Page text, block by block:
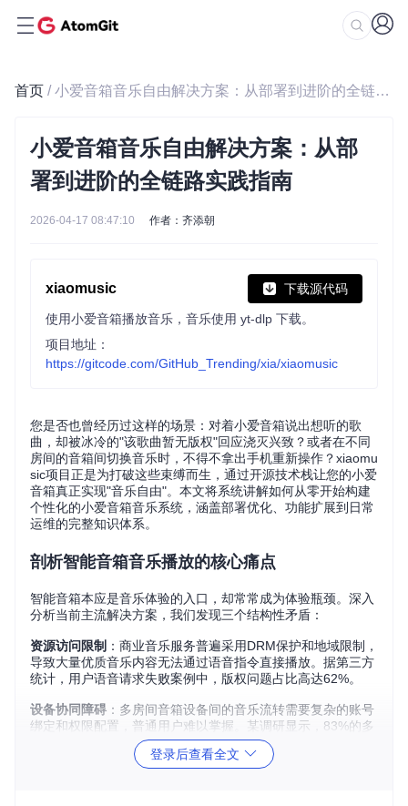
首页 / 小爱音箱音乐自由解决方案：从部署到进阶的全链路实践指南
小爱音箱音乐自由解决方案：从部
署到进阶的全链路实践指南
2026-04-17 08:47:10 作者：齐添朝
xiaomusic 下载源代码
使用小爱音箱播放音乐，音乐使用 yt-dlp 下载。
项目地址：
https://gitcode.com/GitHub_Trending/xia/xiaomusic
您是否也曾经历过这样的场景：对着小爱音箱说出想听的歌
曲，却被冰冷的"该歌曲暂无版权"回应浇灭兴致？或者在不同
房间的音箱间切换音乐时，不得不拿出手机重新操作？xiaomu
sic项目正是为打破这些束缚而生，通过开源技术栈让您的小爱
音箱真正实现"音乐自由"。本文将系统讲解如何从零开始构建
个性化的小爱音箱音乐系统，涵盖部署优化、功能扩展到日常
运维的完整知识体系。
剖析智能音箱音乐播放的核心痛点
智能音箱本应是音乐体验的入口，却常常成为体验瓶颈。深入
分析当前主流解决方案，我们发现三个结构性矛盾：
资源访问限制 ：商业音乐服务普遍采用DRM保护和地域限制，
导致大量优质音乐内容无法通过语音指令直接播放。据第三方
统计，用户语音请求失败案例中，版权问题占比高达62%。
设备协同障碍 ：多房间音箱设备间的音乐流转需要复杂的账号
绑定和权限配置，普通用户难以掌握。某调研显示，83%的多
设备家庭仅使用单设备播放功能。
：现有系统无法识别家庭成员的音乐偏好，也难以
登录后查看全文